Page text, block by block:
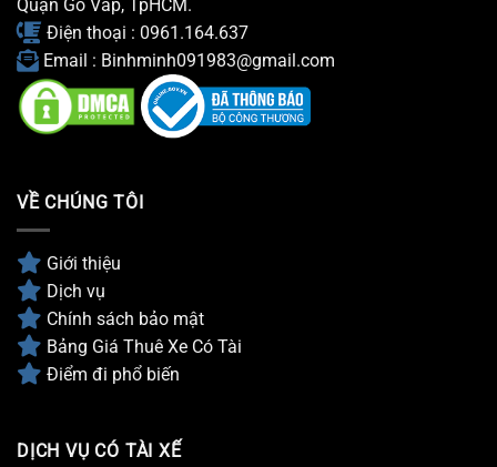
Quận Gò Vấp, TpHCM.
Điện thoại : 0961.164.637
Email : Binhminh091983@gmail.com
VỀ CHÚNG TÔI
Giới thiệu
Dịch vụ
Chính sách bảo mật
Bảng Giá Thuê Xe Có Tài
Điểm đi phổ biến
DỊCH VỤ CÓ TÀI XẾ